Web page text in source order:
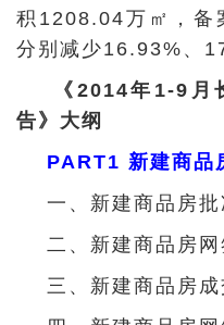
积1208.04万㎡，备
分别减少16.93%、
《2014年1-9月
告》大纲
PART1 新建商品
一、新建商品房批
二、新建商品房网
三、新建商品房成